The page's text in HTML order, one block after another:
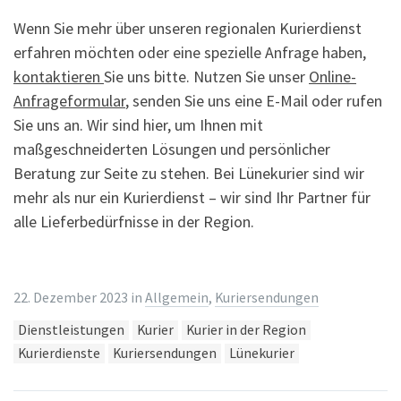
Wenn Sie mehr über unseren regionalen Kurierdienst
erfahren möchten oder eine spezielle Anfrage haben,
kontaktieren Sie uns bitte. Nutzen Sie unser Online-
Anfrageformular, senden Sie uns eine E-Mail oder rufen
Sie uns an. Wir sind hier, um Ihnen mit
maßgeschneiderten Lösungen und persönlicher
Beratung zur Seite zu stehen. Bei Lünekurier sind wir
mehr als nur ein Kurierdienst – wir sind Ihr Partner für
alle Lieferbedürfnisse in der Region.
22. Dezember 2023 in Allgemein, Kuriersendungen
Tags:
Dienstleistungen Kurier
Kurier in der Region
Kurierdienste
Kuriersendungen Lünekurier